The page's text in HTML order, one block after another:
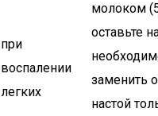
при
воспалении
легких
молоком
оставьте
заменить
настой